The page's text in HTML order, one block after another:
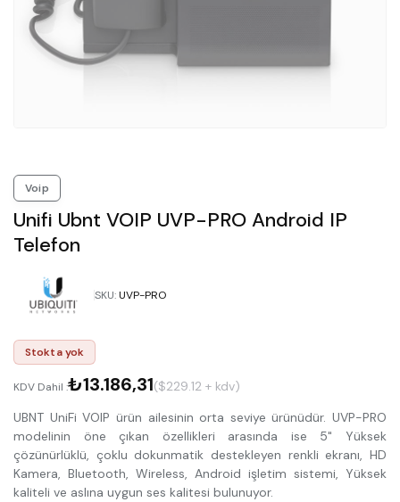
Voip
Unifi Ubnt VOIP UVP-PRO Android IP
Telefon
SKU:UVP-PRO
Stokta yok
KDV Dahil :₺13.186,31($229.12 + kdv)
UBNT UniFi VOIP ürün ailesinin orta seviye ürünüdür. UVP-PRO
modelinin öne çıkan özellikleri arasında ise 5" Yüksek
çözünürlüklü, çoklu dokunmatik destekleyen renkli ekranı, HD
Kamera, Bluetooth, Wireless, Android işletim sistemi, Yüksek
kaliteli ve aslına uygun ses kalitesi bulunuyor.